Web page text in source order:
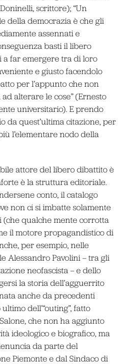
scrittore); “Un
della democrazia è che gli
assennati e
basti il libero
far emergere tra di loro
e giusto facendolo
per l’appunto che non
alterare le cose” (Ernesto
universitario). E prendo
da quest’ultima citazione, per
l’elementare nodo della
attore del libero dibattito è
è la struttura editoriale.
conto, il catalogo
non ci si imbatte solamente
(che qualche mente corrotta
il motore propagandistico di
per esempio, nelle
Alessandro Pavolini – tra gli
neofascista – e dello
la storia dell’agguerrito
anche da precedenti
dell’“outing”, fatto
che non ha aggiunto
ideologico e biografico, ma
da parte del
Piemonte e dal Sindaco di